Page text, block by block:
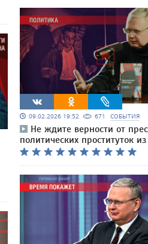
09.02.2026 19:52 671 СОБЫТИЯ
Не ждите верности от
политических проституток